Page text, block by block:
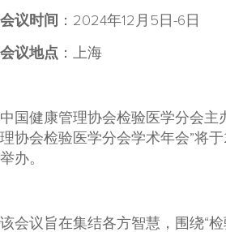
会议时间 ：2024年12月5日-6日
会议地点 ：上海
中国健康管理协会检验医学分会主
理协会检验医学分会学术年会”将
举办。
该会议旨在集结各方智慧，围绕“